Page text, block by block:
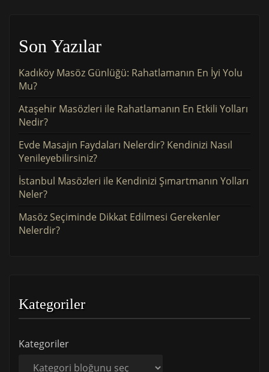
Son Yazılar
Kadıköy Masöz Günlüğü: Rahatlamanın En İyi Yolu
Mu?
Ataşehir Masözleri ile Rahatlamanın En Etkili Yolları
Nedir?
Evde Masajın Faydaları Nelerdir? Kendinizi Nasıl
Yenileyebilirsiniz?
İstanbul Masözleri ile Kendinizi Şımartmanın Yolları
Neler?
Masöz Seçiminde Dikkat Edilmesi Gerekenler
Nelerdir?
Kategoriler
Kategoriler